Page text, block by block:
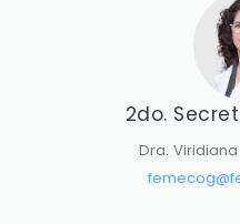
2do.
Dra.